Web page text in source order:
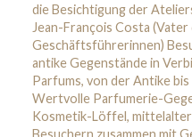
die Besichtigung der
Jean-François Costa
Geschäftsführerinnen)
antike Gegenstände in
Parfums, von der Antike
Wertvolle Parfumerie-
Kosmetik-Löffel,
Besuchern zusammen mit